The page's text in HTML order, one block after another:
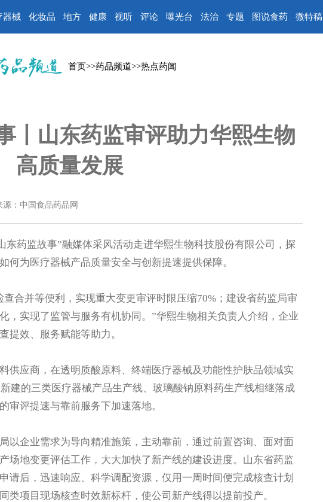
器械 化妆品 地方 健康 视听 评论 曝光台 法治 专题 图说食药 微特稿
首页>>药品频道>>热点药闻
丨山东药监审评助力华熙生物
高质量发展
源：中国食品药品网
药监故事”融媒体采风活动走进华熙生物科技股份有限公司，探
何为医疗器械产品质量安全与创新提速提供保障。
并等便利，实现重大变更审评时限压缩70%；建设省药监局审
，实现了监管与服务有机协同。”华熙生物相关负责人介绍，企业
提效、服务赋能等助力。
应商，在透明质酸原料、终端医疗器械及功能性护肤品领域实
建的三类医疗器械产品生产线、玻璃酸钠原料药生产线相继落成
审评提速与靠前服务下加速落地。
企业需求为导向精准施策，主动靠前，通过前置咨询、面对面
场地变更评估工作，大大加快了新产线的建设进度。山东省药监
请后，迅速响应、科学调配资源，仅用一周时间便完成核查计划
类项目现场核查时效新标杆，使公司新产线得以提前投产。